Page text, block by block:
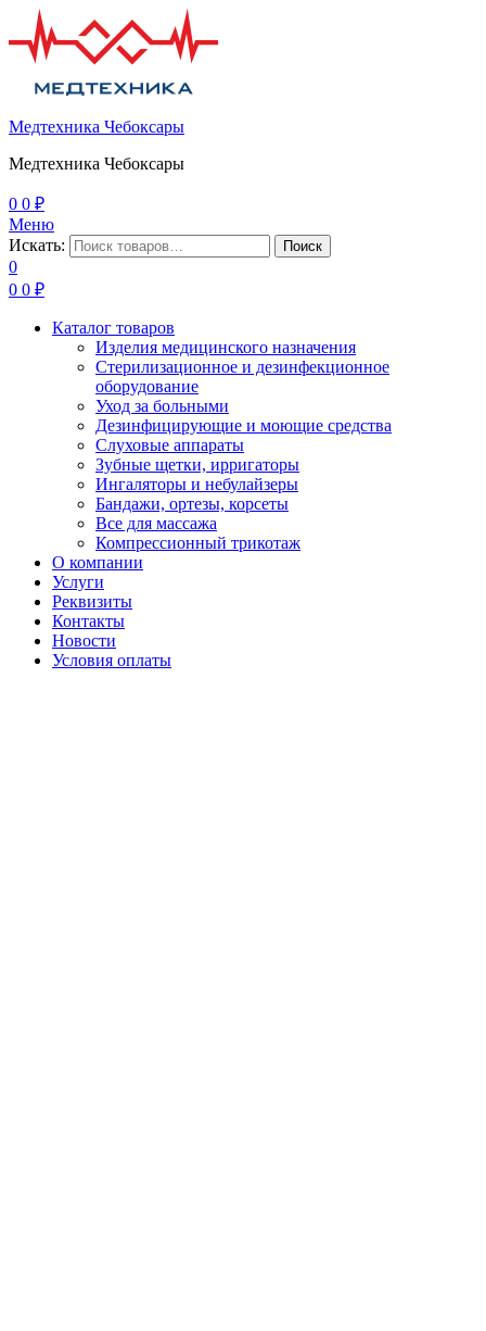
Медтехника Чебоксары
Медтехника Чебоксары
0 0 ₽
Меню
Искать:
Поиск
0
0 0 ₽
Каталог товаров
Изделия медицинского назначения
Стерилизационное и дезинфекционное
оборудование
Уход за больными
Дезинфицирующие и моющие средства
Слуховые аппараты
Зубные щетки, ирригаторы
Ингаляторы и небулайзеры
Бандажи, ортезы, корсеты
Все для массажа
Компрессионный трикотаж
О компании
Услуги
Реквизиты
Контакты
Новости
Условия оплаты